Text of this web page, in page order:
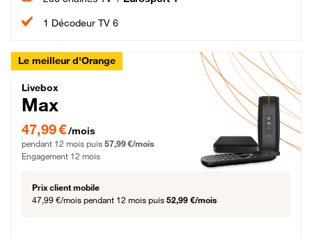
1 Décodeur TV 6
Le meilleur d'Orange
Livebox Max Fibre
Livebox
Max
47,99 € par mois pendant 12 mois puis 57,99 € par mois, Engagement 12 mois
47,99 €/mois
pendant 12 mois puis 57,99 €/mois
Engagement 12 mois
Prix client mobile
47,99 €/mois pendant 12 mois puis 52,99 €/mois